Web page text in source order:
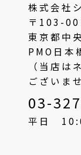
株式会社
〒103-
東京都中
PMO日本
（当店は
ございま
03-
平日